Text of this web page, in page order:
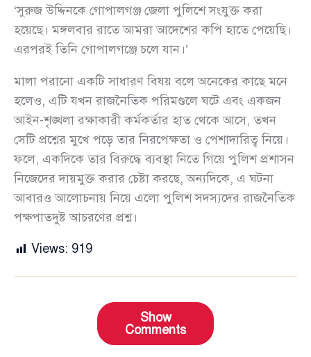
‘সুরুজ উদ্দিনকে গোপালগঞ্জ জেলা পুলিশে সংযুক্ত করা
হয়েছে। মঙ্গলবার রাতে আমরা আদেশের কপি হাতে পেয়েছি।
এরপরই তিনি গোপালগঞ্জে চলে যান।’
মালা পরানো একটি সাধারণ বিষয় বলে অনেকের কাছে মনে
হলেও, এটি যখন রাজনৈতিক পরিমণ্ডলে ঘটে এবং একজন
আইন-শৃঙ্খলা রক্ষাকারী কর্মকর্তার হাত থেকে আসে, তখন
সেটি প্রশ্নের মুখে পড়ে তার নিরপেক্ষতা ও পেশাদারিত্ব নিয়ে।
ফলে, একদিকে তার বিরুদ্ধে ব্যবস্থা নিতে গিয়ে পুলিশ প্রশাসন
নিজেদের দায়মুক্ত করার চেষ্টা করছে, অন্যদিকে, এ ঘটনা
আবারও আলোচনায় নিয়ে এলো পুলিশ সদস্যদের রাজনৈতিক
পক্ষপাতদুষ্ট আচরণের প্রশ্ন।
Views: 919
Show
Comments